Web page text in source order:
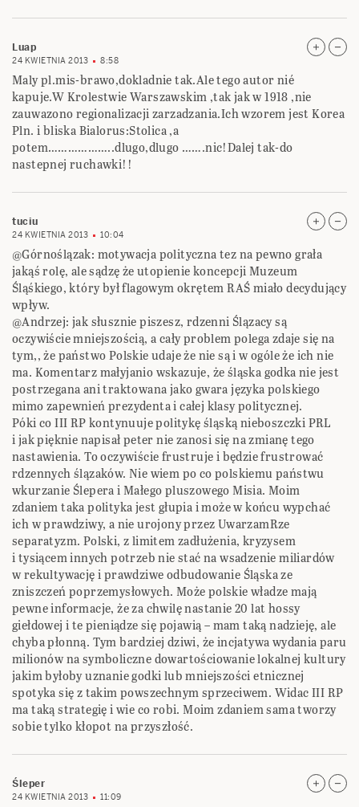
Luap
24 KWIETNIA 2013 8:58
Maly pl.mis-brawo,dokladnie tak.Ale tego autor nié
kapuje.W Krolestwie Warszawskim ,tak jak w 1918 ,nie
zauwazono regionalizacji zarzadzania.Ich wzorem jest Korea
Pln. i bliska Bialorus:Stolica ,a
potem………………..dlugo,dlugo …….nic!Dalej tak-do
nastepnej ruchawki!!
tuciu
24 KWIETNIA 2013 10:04
@Górnoślązak: motywacja polityczna tez na pewno grała
jakąś rolę, ale sądzę że utopienie koncepcji Muzeum
Śląśkiego, który był flagowym okrętem RAŚ miało decydujący
wpływ.
@Andrzej: jak słusznie piszesz, rdzenni Ślązacy są
oczywiście mniejszością, a cały problem polega zdaje się na
tym,, że państwo Polskie udaje że nie są i w ogóle że ich nie
ma. Komentarz małyjanio wskazuje, że śląska godka nie jest
postrzegana ani traktowana jako gwara języka polskiego
mimo zapewnień prezydenta i całej klasy politycznej.
Póki co III RP kontynuuje politykę śląską nieboszczki PRL
i jak pięknie napisał peter nie zanosi się na zmianę tego
nastawienia. To oczywiście frustruje i będzie frustrować
rdzennych ślązaków. Nie wiem po co polskiemu państwu
wkurzanie Ślepera i Małego pluszowego Misia. Moim
zdaniem taka polityka jest głupia i może w końcu wypchać
ich w prawdziwy, a nie urojony przez UwarzamRze
separatyzm. Polski, z limitem zadłużenia, kryzysem
i tysiącem innych potrzeb nie stać na wsadzenie miliardów
w rekultywację i prawdziwe odbudowanie Śląska ze
zniszczeń poprzemysłowych. Może polskie władze mają
pewne informacje, że za chwilę nastanie 20 lat hossy
giełdowej i te pieniądze się pojawią – mam taką nadzieję, ale
chyba płonną. Tym bardziej dziwi, że incjatywa wydania paru
milionów na symboliczne dowartościowanie lokalnej kultury
jakim byłoby uznanie godki lub mniejszości etnicznej
spotyka się z takim powszechnym sprzeciwem. Widac III RP
ma taką strategię i wie co robi. Moim zdaniem sama tworzy
sobie tylko kłopot na przyszłość.
Śleper
24 KWIETNIA 2013 11:09